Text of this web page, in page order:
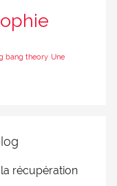
bang theory Une
récupération